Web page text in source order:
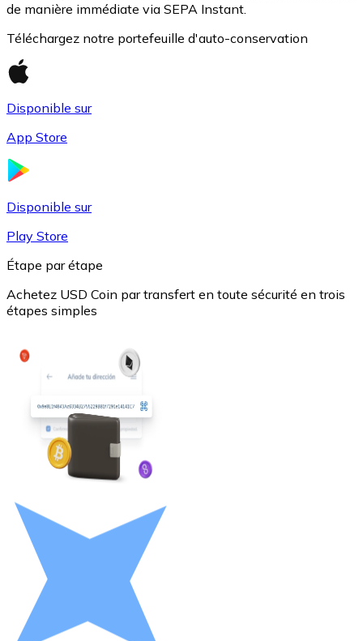
USDC
Litecoin
LTC
de manière immédiate via SEPA Instant.
Téléchargez notre portefeuille d'auto-conservation
Disponible sur
App Store
Disponible sur
Play Store
Étape par étape
Achetez USD Coin par transfert en toute sécurité en trois
étapes simples